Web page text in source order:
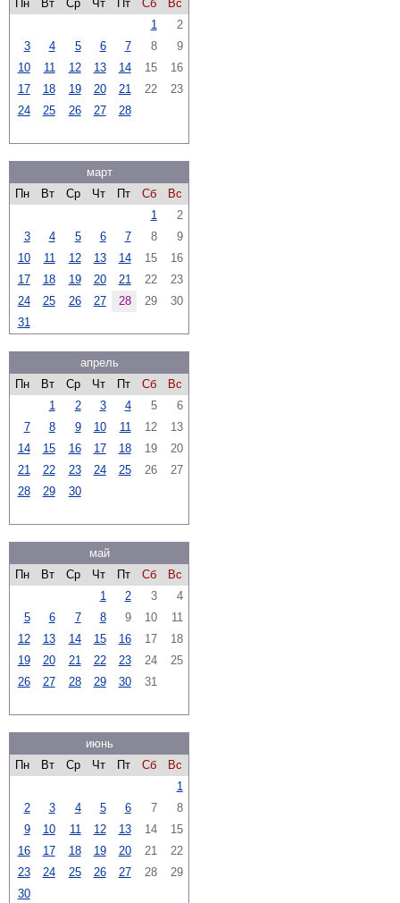
Пн Вт Ср Чт Пт Сб
Вс
1
2
3
4 5 6 7 8
9
10
11 12 13 14 15
16
17
18 19 20 21 22
23
24
25 26 27 28
март
Пн
Вт Ср Чт Пт Сб
Вс
1
2
3
4 5 6 7 8
9
10
11 12 13 14 15
16
17
18 19 20 21 22
23
24
25 26 27 28 29
30
31
апрель
Пн
Вт Ср Чт Пт Сб
Вс
1
2 3 4 5
6
7
8 9 10 11 12
13
14
15 16 17 18 19
20
21
22 23 24 25 26
27
28
29 30
май
Пн
Вт Ср Чт Пт Сб
Вс
1
2 3
4
5
6 7 8 9 10
11
12
13 14 15 16 17
18
19
20 21 22 23 24
25
26
27 28 29 30 31
июнь
Пн
Вт Ср Чт Пт Сб
Вс
1
2
3 4 5 6 7
8
9
10 11 12 13 14
15
16
17 18 19 20 21
22
23
24 25 26 27 28
29
30